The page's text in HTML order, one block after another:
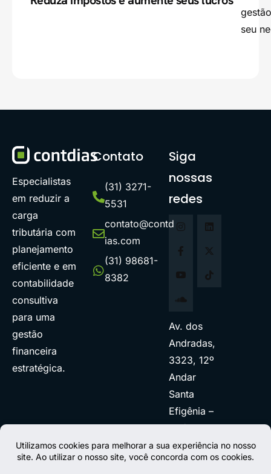
seu
Especialistas
em reduzir a
carga
tributária com
planejamento
eficiente e em
contabilidade
consultiva
para uma
gestão
financeira
estratégica.
Contato
(31) 3271-
5531
contato@contd
ias.com
(31) 98681-
8382
Siga
nossas
redes
Av. dos
Andradas,
3323, 12º
Andar
Santa
Efigênia –
BH/MG.
Como
chegar